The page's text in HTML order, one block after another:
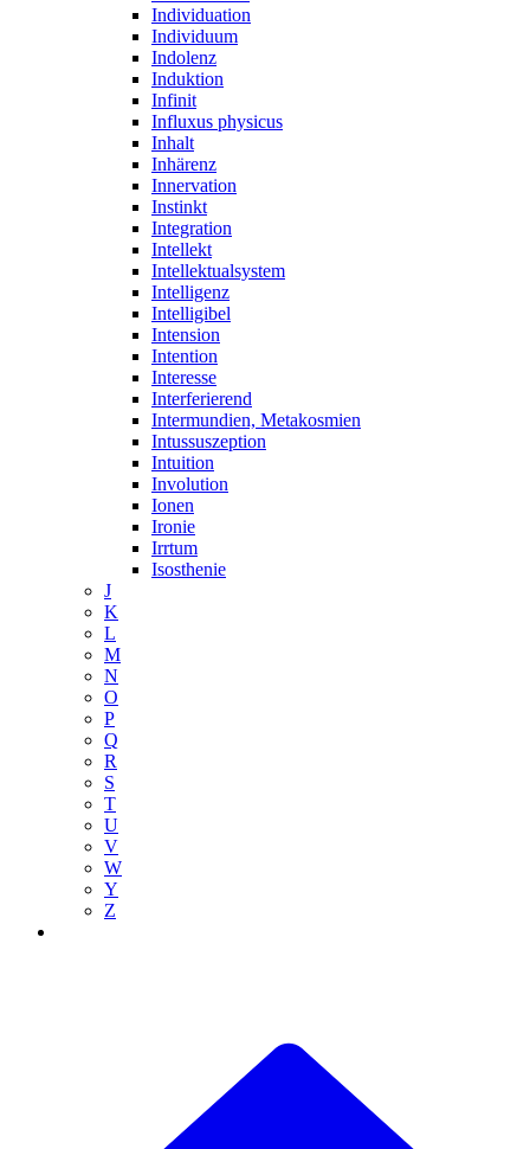
Individuation
Individuum
Indolenz
Induktion
Infinit
Influxus physicus
Inhalt
Inhärenz
Innervation
Instinkt
Integration
Intellekt
Intellektualsystem
Intelligenz
Intelligibel
Intension
Intention
Interesse
Interferierend
Intermundien, Metakosmien
Intussuszeption
Intuition
Involution
Ionen
Ironie
Irrtum
Isosthenie
J
K
L
M
N
O
P
Q
R
S
T
U
V
W
Y
Z